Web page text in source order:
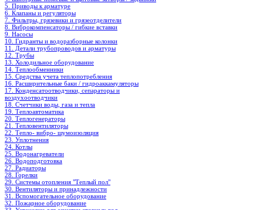
5. Приводы к арматуре
6. Клапаны и регуляторы
7. Фильтры, грязевики и грязеотделители
8. Виброкомпенсаторы / гибкие вставки
9. Насосы
10. Гидранты и водоразборные колонки
11. Детали трубопроводов и арматуры
12. Трубы
13. Холодильное oборудование
14. Теплообменники
15. Средства учета теплопотребления
16. Расширительные баки / гидроаккамуляторы
17. Конденсатоотводчики, сепараторы и
воздухоотводчики
18. Счетчики воды, газа и тепла
19. Теплоавтоматика
20. Теплогенераторы
21. Тепловентиляторы
22. Тепло- вибро- шумоизоляция
23. Уплотнения
24. Котлы
25. Водонагреватели
26. Водоподготовка
27. Радиаторы
28. Горелки
29. Системы отопления "Теплый пол"
30. Вентиляторы и принадлежности
31. Вспомогательное оборудование
32. Пожарное оборудование